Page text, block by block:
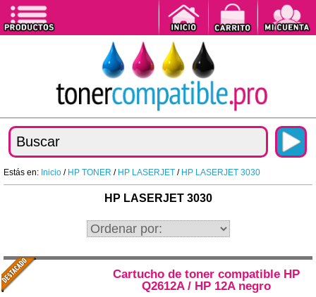
Estás en: Inicio / HP TONER / HP LASERJET / HP LASERJET 3030
HP LASERJET 3030
Cartucho de toner compatible HP
Q2612A / HP 12A negro